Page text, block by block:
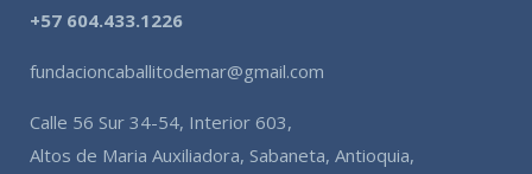
+57 604.433.1226
fundacioncaballitodemar@gmail.com
Calle 56 Sur 34-54, Interior 603,
Altos de Maria Auxiliadora, Sabaneta, Antioquia,